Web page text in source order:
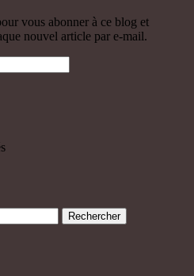
vous abonner à ce blog et
nouvel article par e-mail.